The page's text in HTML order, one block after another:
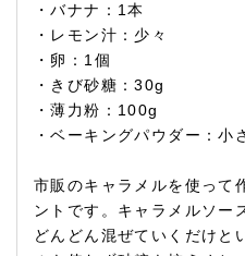
・バナナ：1本
・レモン汁：少々
・卵：1個
・きび砂糖：30g
・薄力粉：100g
・ベーキングパウダー：小
市販のキャラメルを使って
ントです。キャラメルソー
どんどん混ぜていくだけと